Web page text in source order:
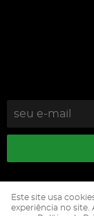
Este site usa
experiência no